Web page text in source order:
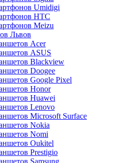
Umidigi
HTC
Meizu
Львов
Acer
ASUS
Blackview
Doogee
Google Pixel
Honor
Huawei
Lenovo
Microsoft Surface
Nokia
Nomi
Oukitel
Prestigio
Samsung